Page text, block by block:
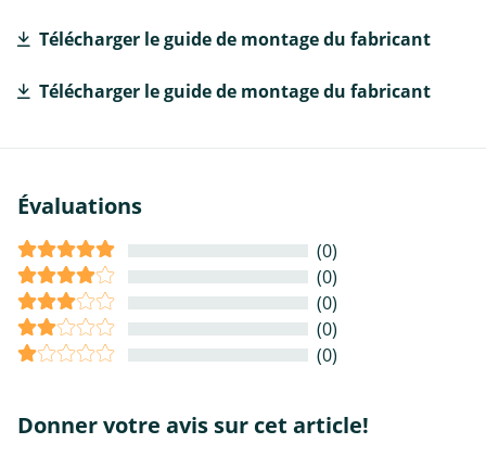
Télécharger le guide de montage du fabricant
Télécharger le guide de montage du fabricant
Évaluations
(0)
(0)
(0)
(0)
(0)
Donner votre avis sur cet article!